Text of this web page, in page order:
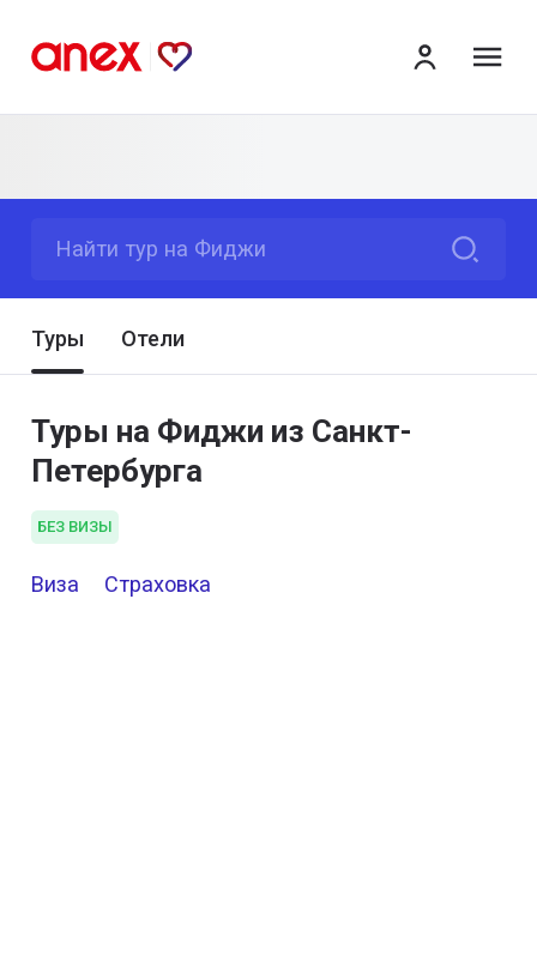
Найти тур на Фиджи
Туры Отели
Туры на Фиджи из Санкт-
Петербурга
БЕЗ ВИЗЫ
Виза Страховка